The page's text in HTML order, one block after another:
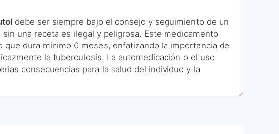
debe ser siempre bajo el consejo y seguimiento de un
una receta es ilegal y peligrosa. Este medicamento
dura mínimo 6 meses, enfatizando la importancia de
la tuberculosis. La automedicación o el uso
consecuencias para la salud del individuo y la